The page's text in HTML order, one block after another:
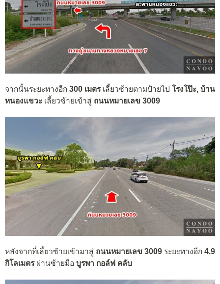
จากนั้นระยะทางอีก 300 เมตรเลี้ยวซ้ายตามป้ายไป โรงโป๊ะ, บ้าน
หนองแขวะ เลี้ยวซ้ายเข้าสู่ ถนนหมายเลข 3009
หลังจากที่เลี้ยวซ้ายเข้ามาสู่ ถนนหมายเลข 3009 ระยะทางอีก 4.9
กิโลเมตรผ่านซ้ายมือ บูรพา กอล์ฟ คลับ